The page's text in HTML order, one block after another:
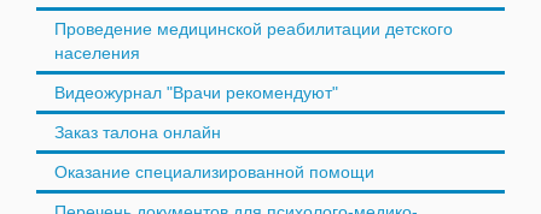
Проведение медицинской реабилитации детского
населения
Видеожурнал "Врачи рекомендуют"
Заказ талона онлайн
Оказание специализированной помощи